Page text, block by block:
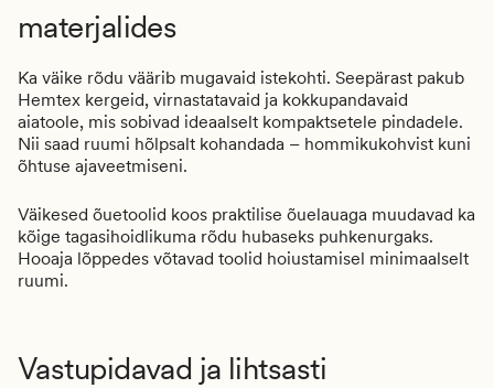
materjalides
Ka väike rõdu väärib mugavaid istekohti. Seepärast pakub
Hemtex kergeid, virnastatavaid ja kokkupandavaid
aiatoole, mis sobivad ideaalselt kompaktsetele pindadele.
Nii saad ruumi hõlpsalt kohandada – hommikukohvist kuni
õhtuse ajaveetmiseni.
Väikesed õuetoolid koos praktilise õuelauaga muudavad ka
kõige tagasihoidlikuma rõdu hubaseks puhkenurgaks.
Hooaja lõppedes võtavad toolid hoiustamisel minimaalselt
ruumi.
Vastupidavad ja lihtsasti